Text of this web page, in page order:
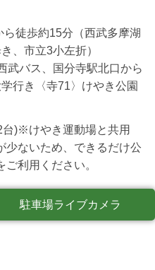
ら徒歩約15分（西武多摩湖
、市立3小左折）
武バス、国分寺駅北口から
行き〈寺71〉けやき公園
台)※けやき運動場と共用
少ないため、できるだけ公
利用ください。
駐車場ライブカメラ